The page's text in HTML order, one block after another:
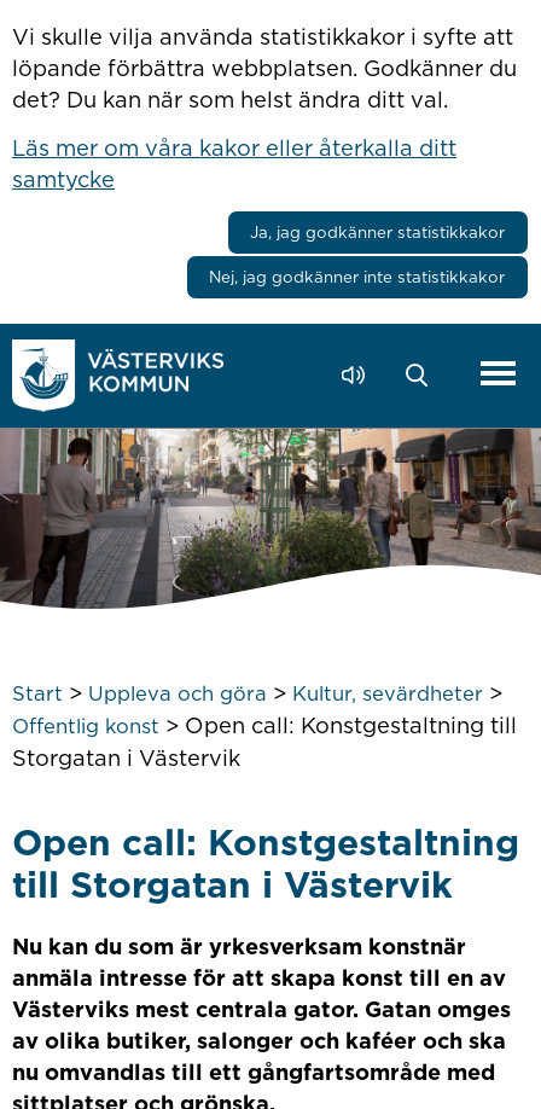
Vi skulle vilja använda statistikkakor i syfte att
löpande förbättra webbplatsen. Godkänner du
det? Du kan när som helst ändra ditt val.
Läs mer om våra kakor eller återkalla ditt
samtycke
Ja, jag godkänner statistikkakor
Nej, jag godkänner inte statistikkakor
Start > Uppleva och göra > Kultur, sevärdheter>
Offentlig konst > Open call: Konstgestaltning till
Storgatan i Västervik
Open call: Konstgestaltning
till Storgatan i Västervik
Nu kan du som är yrkesverksam konstnär
anmäla intresse för att skapa konst till en av
Västerviks mest centrala gator. Gatan omges
av olika butiker, salonger och kaféer och ska
nu omvandlas till ett gångfartsområde med
sittplatser och grönska.